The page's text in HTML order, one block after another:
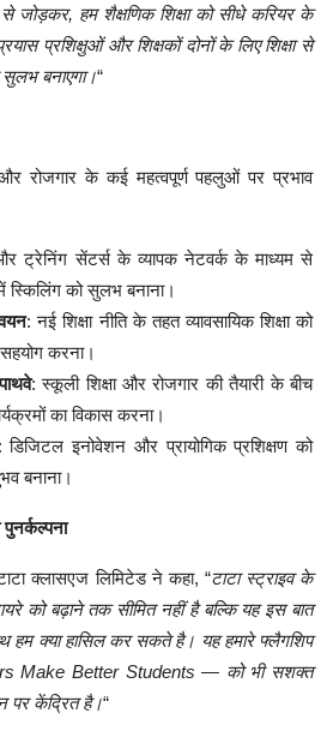
जोड़कर, हम शैक्षणिक शिक्षा को सीधे करियर के
प्रशिक्षुओं और शिक्षकों दोनों के लिए शिक्षा से
सुलभ बनाएगा।“
और रोजगार के कई महत्वपूर्ण पहलुओं पर प्रभाव
ट्रेनिंग सेंटर्स के व्यापक नेटवर्क के माध्यम से
स्किलिंग को सुलभ बनाना।
: नई शिक्षा नीति के तहत व्यावसायिक शिक्षा को
करना।
: स्कूली शिक्षा और रोजगार की तैयारी के बीच
का विकास करना।
डिजिटल इनोवेशन और प्रायोगिक प्रशिक्षण को
बनाना।
पुनर्कल्पना
क्लासएज लिमिटेड ने कहा, “टाटा स्ट्राइव के
को बढ़ाने तक सीमित नहीं है बल्कि यह इस बात
हम क्या हासिल कर सकते है। यह हमारे फ्लैगशिप
Make Better Students — को भी सशक्त
पर केंद्रित है।“